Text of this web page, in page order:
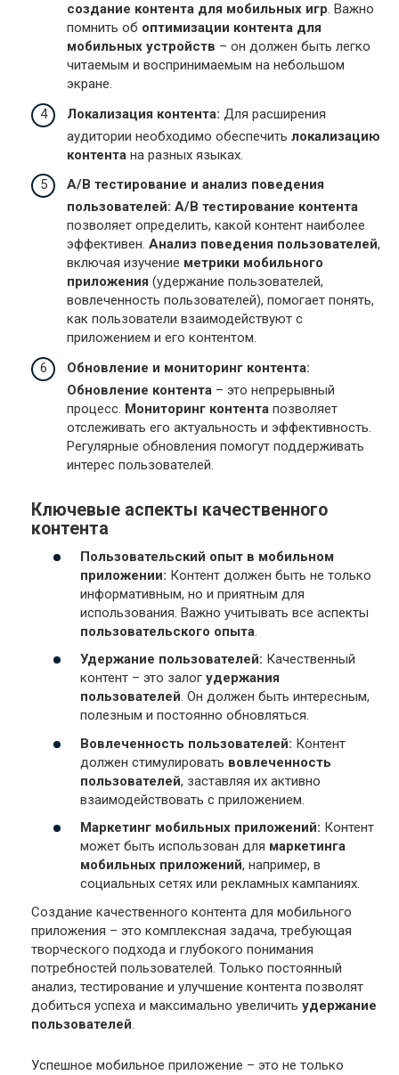
создание контента для мобильных игр. Важно
помнить об оптимизации контента для
мобильных устройств – он должен быть легко
читаемым и воспринимаемым на небольшом
экране.
Локализация контента: Для расширения
аудитории необходимо обеспечить локализацию
контента на разных языках.
A/B тестирование и анализ поведения
пользователей: A/B тестирование контента
позволяет определить, какой контент наиболее
эффективен. Анализ поведения пользователей,
включая изучение метрики мобильного
приложения (удержание пользователей,
вовлеченность пользователей), помогает понять,
как пользователи взаимодействуют с
приложением и его контентом.
Обновление и мониторинг контента:
Обновление контента – это непрерывный
процесс. Мониторинг контента позволяет
отслеживать его актуальность и эффективность.
Регулярные обновления помогут поддерживать
интерес пользователей.
Ключевые аспекты качественного
контента
Пользовательский опыт в мобильном
приложении: Контент должен быть не только
информативным, но и приятным для
использования. Важно учитывать все аспекты
пользовательского опыта.
Удержание пользователей: Качественный
контент – это залог удержания
пользователей. Он должен быть интересным,
полезным и постоянно обновляться.
Вовлеченность пользователей: Контент
должен стимулировать вовлеченность
пользователей, заставляя их активно
взаимодействовать с приложением.
Маркетинг мобильных приложений: Контент
может быть использован для маркетинга
мобильных приложений, например, в
социальных сетях или рекламных кампаниях.
Создание качественного контента для мобильного
приложения – это комплексная задача, требующая
творческого подхода и глубокого понимания
потребностей пользователей. Только постоянный
анализ, тестирование и улучшение контента позволят
добиться успеха и максимально увеличить удержание
пользователей.
Успешное мобильное приложение – это не только